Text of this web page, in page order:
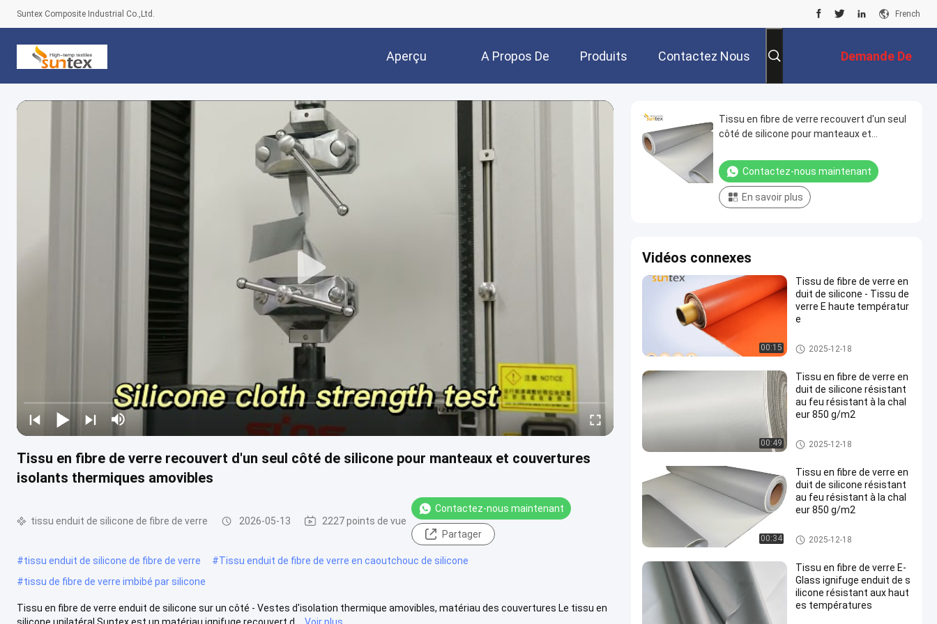
Suntex Composite Industrial Co.,Ltd. French
Aperçu A Propos De Produits Contactez Nous Demande De
Soumission
Tissu en fibre de verre recouvert d'un seul côté de silicone pour manteaux et couvertures
isolants thermiques amovibles
tissu enduit de silicone de fibre de verre 2026-05-13 2227 points de vue
Contactez-nous maintenant
Partager
#tissu enduit de silicone de fibre de verre #Tissu enduit de fibre de verre en caoutchouc de silicone
#tissu de fibre de verre imbibé par silicone
Tissu en fibre de verre enduit de silicone sur un côté - Vestes d'isolation thermique amovibles, matériau des couvertures Le tissu en
silicone unilatéral Suntex est un matériau ignifuge recouvert d...
Voir plus
Tissu en fibre de verre recouvert d'un seul
côté de silicone pour manteaux et
amovibles
Contactez-nous maintenant
En savoir plus
Vidéos connexes
00:15
Tissu de fibre de verre en
duit de silicone - Tissu de
verre E haute températur
e
tissu enduit de silicone de fibr
e de verre
2025-12-18
00:49
Tissu en fibre de verre en
duit de silicone résistant
au feu résistant à la chal
eur 850 g/m2
tissu enduit de silicone de fibr
e de verre
2025-12-18
00:34
Tissu en fibre de verre en
duit de silicone résistant
au feu résistant à la chal
eur 850 g/m2
tissu enduit de silicone de fibr
e de verre
2025-12-18
Tissu en fibre de verre E-
Glass ignifuge enduit de s
ilicone résistant aux haut
es températures